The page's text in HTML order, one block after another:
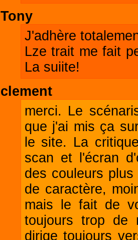
Tony
J'adhère
Lze trait me fait
La suiite!
clement
merci. Le
que j'ai mis ça
le site. La
scan et l'écran
des couleurs
de caractère,
mais le fait de
toujours trop de
dirige toujours